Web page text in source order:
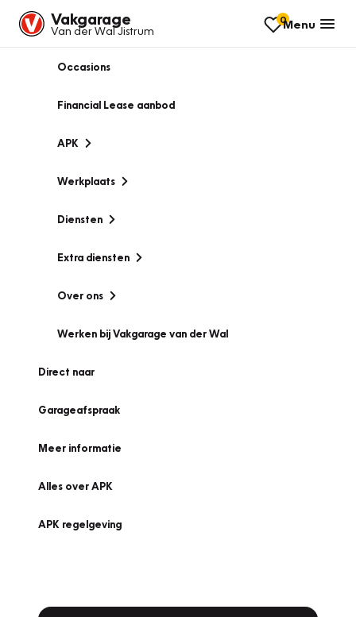
Vakgarage
Van der Wal Jistrum
0Menu
Occasions
Financial Lease aanbod
APK
Werkplaats
Diensten
Extra diensten
Over ons
Werken bij Vakgarage van der Wal
Direct naar
Garageafspraak
Meer informatie
Alles over APK
APK regelgeving